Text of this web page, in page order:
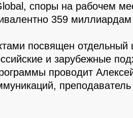
споры на рабочем
359
посвящен отдельный
и зарубежные
проводит